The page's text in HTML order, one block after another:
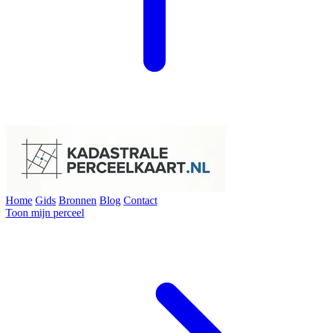
Home Gids Bronnen Blog Contact
Toon mijn perceel